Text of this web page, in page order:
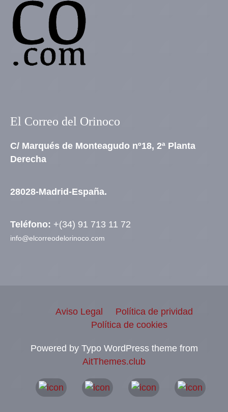
El Correo del Orinoco
C/ Marqués de Monteagudo nº18, 2ª Planta
Derecha
28028-Madrid-España.
Teléfono: +(34) 91 713 11 72
info@elcorreodelorinoco.com
Aviso Legal
Política de prividad
Política de cookies
Powered by Typo WordPress theme from
AitThemes.club